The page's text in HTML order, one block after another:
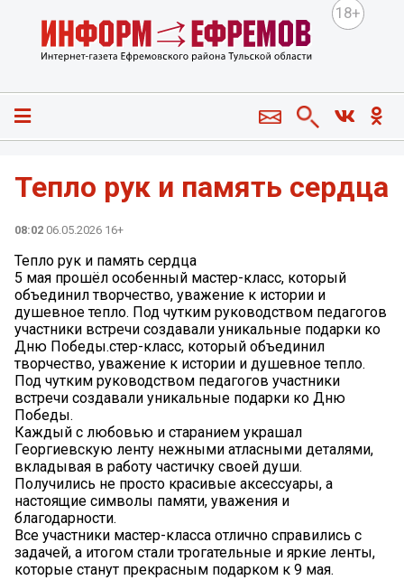
18+
Тепло рук и память сердца
08:02 06.05.2026 16+
Тепло рук и память сердца
5 мая прошёл особенный мастер-класс, который
объединил творчество, уважение к истории и
душевное тепло. Под чутким руководством педагогов
участники встречи создавали уникальные подарки ко
Дню Победы.стер-класс, который объединил
творчество, уважение к истории и душевное тепло.
Под чутким руководством педагогов участники
встречи создавали уникальные подарки ко Дню
Победы.
Каждый с любовью и старанием украшал
Георгиевскую ленту нежными атласными деталями,
вкладывая в работу частичку своей души.
Получились не просто красивые аксессуары, а
настоящие символы памяти, уважения и
благодарности.
Все участники мастер-класса отлично справились с
задачей, а итогом стали трогательные и яркие ленты,
которые станут прекрасным подарком к 9 мая.